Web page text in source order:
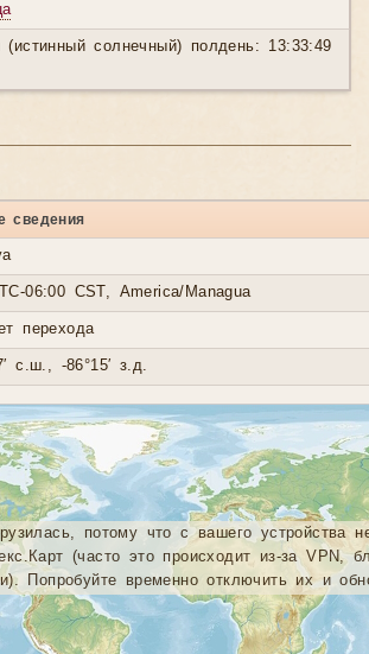
(истинный солнечный) полдень: 13:33:49
сведения
06:00 CST, America/Managua
перехода
с.ш., -86°15′ з.д.
потому что с вашего устройства
(часто это происходит из-за VPN,
Попробуйте временно отключить их и